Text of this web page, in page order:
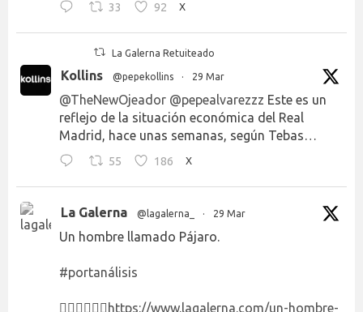
33 92 X
La Galerna Retuiteado
Kollins @pepekollins · 29 Mar
@TheNewOjeador @pepealvarezzz Este es un
reflejo de la situación económica del Real
Madrid, hace unas semanas, según Tebas…
55 186 X
La Galerna @lagalerna_ · 29 Mar
Un hombre llamado Pájaro.
#portanálisis
👉🏻👉🏻👉🏻 https://www.lagalerna.com/un-hombre-